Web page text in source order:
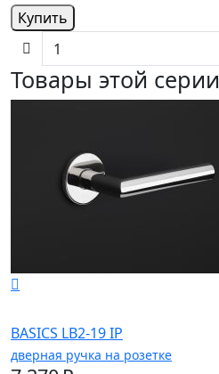
Купить
Товары этой серии
BASICS LB2-19 IP
дверная ручка на розетке